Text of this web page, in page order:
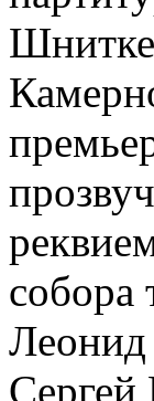
собора
Леонид